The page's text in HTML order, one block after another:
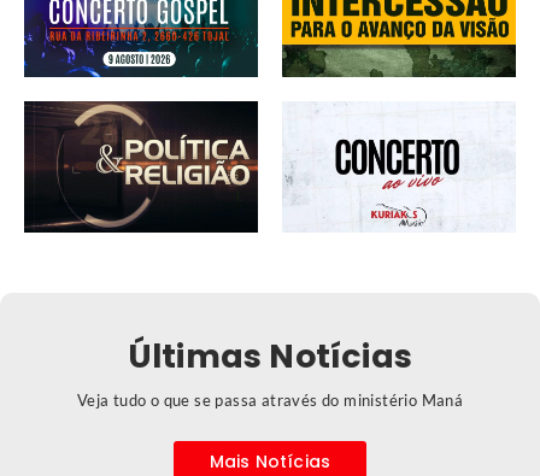
Últimas Notícias
Veja tudo o que se passa através do ministério Maná
Mais Notícias